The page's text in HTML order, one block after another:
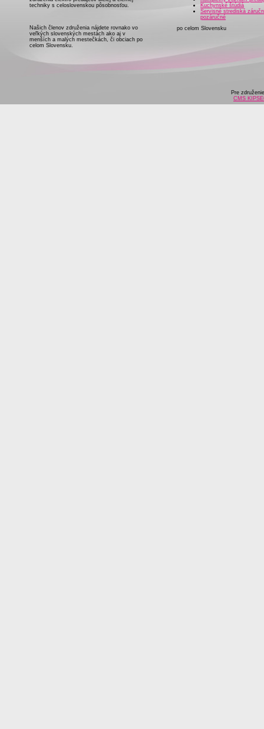
techniky s celoslovenskou pôsobnosťou.
Našich členov združenia nájdete rovnako vo
veľkých slovenských mestách ako aj v
menších a malých mestečkách, či obciach po
celom Slovensku.
Kuchynské štúdiá
Servisné strediská
pozáručné
po celom Slovensku
Pre
CMS